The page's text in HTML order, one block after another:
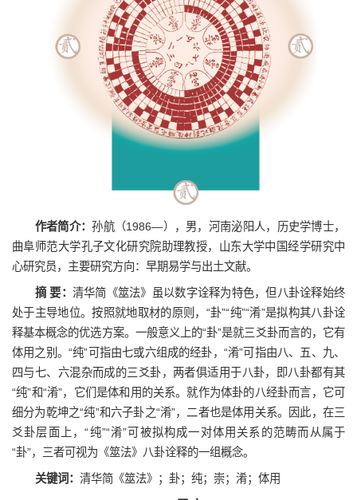
作者简介：孙航（1986—），男，河南泌阳人，历史学博士，
曲阜师范大学孔子文化研究院助理教授，山东大学中国经学研究中
心研究员，主要研究方向：早期易学与出土文献。
摘 要： 清华简《筮法》虽以数字诠释为特色，但八卦诠释始终
处于主导地位。按照就地取材的原则，“卦”“纯”“淆”是拟构其八卦诠
释基本概念的优选方案。一般意义上的“卦”是就三爻卦而言的，它有
体用之别。“纯”可指由七或六组成的经卦，“淆”可指由八、五、九、
四与七、六混杂而成的三爻卦，两者俱适用于八卦，即八卦都有其
“纯”和“淆”，它们是体和用的关系。就作为体卦的八经卦而言，它可
细分为乾坤之“纯”和六子卦之“淆”，二者也是体用关系。因此，在三
爻卦层面上，“纯”“淆”可被拟构成一对体用关系的范畴而从属于
“卦”，三者可视为《筮法》八卦诠释的一组概念。
关键词： 清华简《筮法》；卦；纯；崇；淆；体用